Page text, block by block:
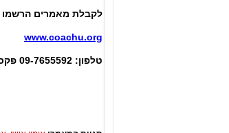
לקבלת מאמרים הרשמו
www.coachu.org
טלפון: 09-7655592 פקס: 09-7660640